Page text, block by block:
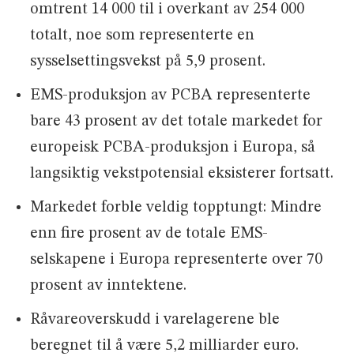
omtrent 14 000 til i overkant av 254 000
totalt, noe som representerte en
sysselsettingsvekst på 5,9 prosent.
EMS-produksjon av PCBA representerte
bare 43 prosent av det totale markedet for
europeisk PCBA-produksjon i Europa, så
langsiktig vekstpotensial eksisterer fortsatt.
Markedet forble veldig topptungt: Mindre
enn fire prosent av de totale EMS-
selskapene i Europa representerte over 70
prosent av inntektene.
Råvareoverskudd i varelagerene ble
beregnet til å være 5,2 milliarder euro.